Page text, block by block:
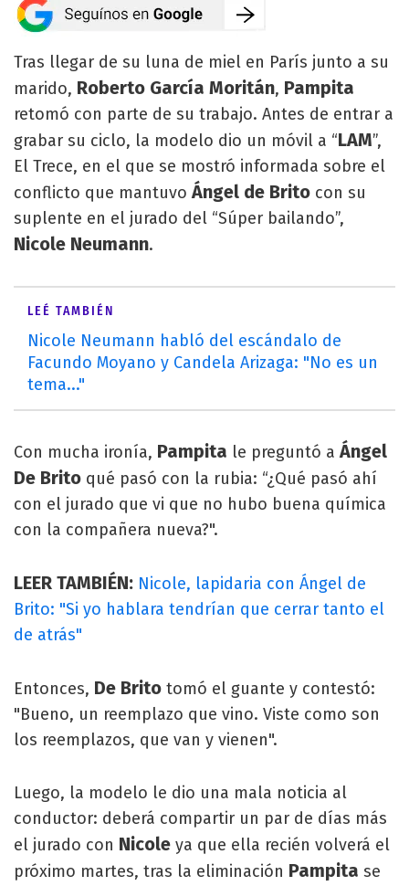
Tras llegar de su luna de miel en París junto a su
marido, Roberto García Moritán, Pampita
retomó con parte de su trabajo. Antes de entrar a
grabar su ciclo, la modelo dio un móvil a “LAM”,
El Trece, en el que se mostró informada sobre el
conflicto que mantuvoÁngel de Brito con su
suplente en el jurado del “Súper bailando”,
Nicole Neumann.
LEÉ TAMBIÉN
Nicole Neumann habló del escándalo de
Facundo Moyano y Candela Arizaga: "No es un
tema..."
Con mucha ironía, Pampita le preguntó aÁngel
De Brito qué pasó con la rubia: “¿Qué pasó ahí
con el jurado que vi que no hubo buena química
con la compañera nueva?".
LEER TAMBIÉN: Nicole, lapidaria con Ángel de
Brito: "Si yo hablara tendrían que cerrar tanto el
de atrás"
Entonces, De Brito tomó el guante y contestó:
"Bueno, un reemplazo que vino. Viste como son
los reemplazos, que van y vienen".
Luego, la modelo le dio una mala noticia al
conductor: deberá compartir un par de días más
el jurado con Nicole ya que ella recién volverá el
próximo martes, tras la eliminación Pampita se